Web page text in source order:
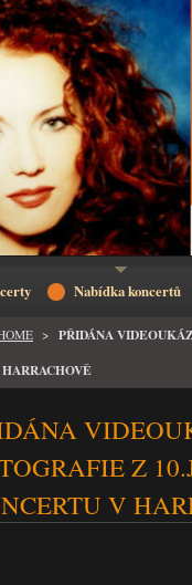
> PŘIDÁNA
Z
V
Nabídka koncertů